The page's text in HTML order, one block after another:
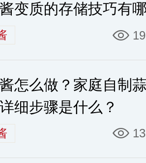
变质的存储技巧有
怎么做？家庭自制
细步骤是什么？